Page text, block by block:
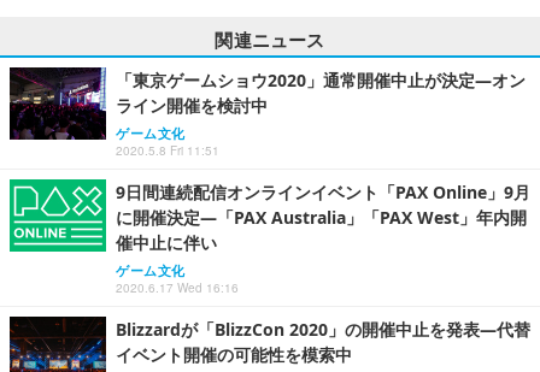
関連ニュース
「東京ゲームショウ2020」通常開催中止が決定―オン
ライン開催を検討中
ゲーム文化
2020.5.8 Fri 11:51
9日間連続配信オンラインイベント「PAX Online」9月
に開催決定―「PAX Australia」「PAX West」年内開
催中止に伴い
ゲーム文化
2020.6.17 Wed 16:16
Blizzardが「BlizzCon 2020」の開催中止を発表―代替
イベント開催の可能性を模索中